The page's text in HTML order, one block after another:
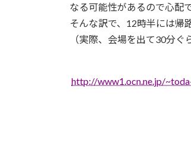
なる可能性があるので心配
そんな訳で、12時半には帰
（実際、会場を出て30分ぐ
http://www1.ocn.ne.jp/